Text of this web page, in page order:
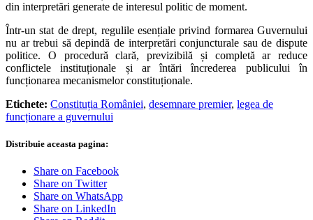
din interpretări generate de interesul politic de moment.
Într-un stat de drept, regulile esențiale privind formarea Guvernului
nu ar trebui să depindă de interpretări conjuncturale sau de dispute
politice. O procedură clară, previzibilă și completă ar reduce
conflictele instituționale și ar întări încrederea publicului în
funcționarea mecanismelor constituționale.
Etichete: Constituția României, desemnare premier, legea de
funcționare a guvernului
Distribuie aceasta pagina:
Share on Facebook
Share on Twitter
Share on WhatsApp
Share on LinkedIn